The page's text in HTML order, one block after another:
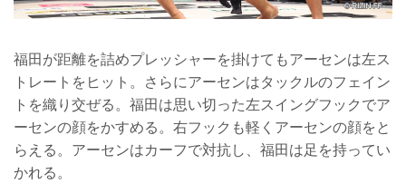
福田が距離を詰めプレッシャーを掛けてもアーセンは左ス
トレートをヒット。さらにアーセンはタックルのフェイン
トを織り交ぜる。福田は思い切った左スイングフックでア
ーセンの顔をかすめる。右フックも軽くアーセンの顔をと
らえる。アーセンはカーフで対抗し、福田は足を持ってい
かれる。